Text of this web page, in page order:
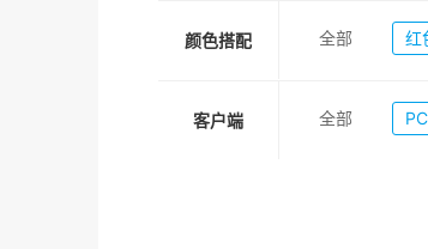
颜色搭配 全部 红
客户端 全部